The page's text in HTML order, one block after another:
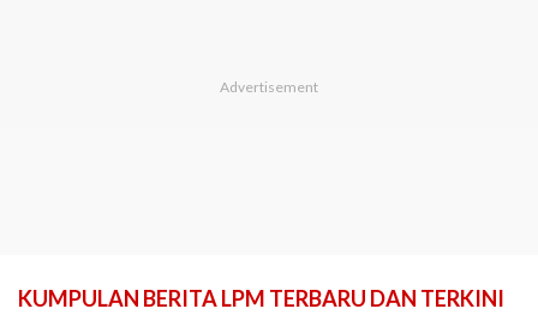
KUMPULAN BERITA LPM TERBARU DAN TERKINI